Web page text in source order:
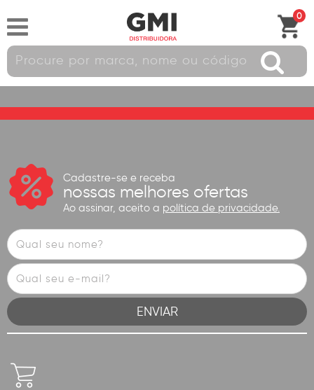
0
Cadastre-se e receba
nossas melhores ofertas
Ao assinar, aceito a política de privacidade.